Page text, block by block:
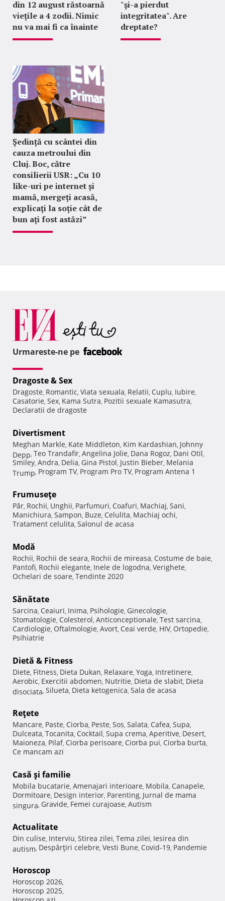
din 12 august răstoarnă
viețile a 4 zodii. Nimic
nu va mai fi ca înainte
"şi-a pierdut
integritatea". Are
dreptate?
Ședință cu scântei din
cauza metroului din
Cluj. Boc, către
consilierii USR: „Cu 10
like-uri pe internet și
mamă, mergeți acasă,
explicați la soție cât de
bun ați fost astăzi”
Urmareste-ne pe
Dragoste & Sex
Dragoste, Romantic, Viata sexuala, Relatii, Cuplu, Iubire,
Casatorie, Sex, Kama Sutra, Pozitii sexuale Kamasutra,
Declaratii de dragoste
Divertisment
Meghan Markle, Kate Middleton, Kim Kardashian, Johnny
Depp, Teo Trandafir, Angelina Jolie, Dana Rogoz, Dani Otil,
Smiley, Andra, Delia, Gina Pistol, Justin Bieber, Melania
Trump, Program TV, Program Pro TV, Program Antena 1
Frumuseţe
Păr, Rochii, Unghii, Parfumuri, Coafuri, Machiaj, Sani,
Manichiura, Sampon, Buze, Celulita, Machiaj ochi,
Tratament celulita, Salonul de acasa
Modă
Rochii, Rochii de seara, Rochii de mireasa, Costume de baie,
Pantofi, Rochii elegante, Inele de logodna, Verighete,
Ochelari de soare, Tendinte 2020
Sănătate
Sarcina, Ceaiuri, Inima, Psihologie, Ginecologie,
Stomatologie, Colesterol, Anticonceptionale, Test sarcina,
Cardiologie, Oftalmologie, Avort, Ceai verde, HIV, Ortopedie,
Psihiatrie
Dietă & Fitness
Diete, Fitness, Dieta Dukan, Relaxare, Yoga, Intretinere,
Aerobic, Exercitii abdomen, Nutritie, Dieta de slabit, Dieta
disociata, Silueta, Dieta ketogenica, Sala de acasa
Reţete
Mancare, Paste, Ciorba, Peste, Sos, Salata, Cafea, Supa,
Dulceata, Tocanita, Cocktail, Supa crema, Aperitive, Desert,
Maioneza, Pilaf, Ciorba perisoare, Ciorba pui, Ciorba burta,
Ce mancam azi
Casă şi familie
Mobila bucatarie, Amenajari interioare, Mobila, Canapele,
Dormitoare, Design interior, Parenting, Jurnal de mama
singura, Gravide, Femei curajoase, Autism
Actualitate
Din culise, Interviu, Stirea zilei, Tema zilei, Iesirea din
autism, Despărţiri celebre, Vesti Bune, Covid-19, Pandemie
Horoscop
Horoscop 2026,
Horoscop 2025,